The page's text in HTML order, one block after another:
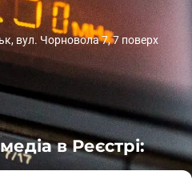
вул. Чорновола 7, 7 поверх
в Реєстрі: